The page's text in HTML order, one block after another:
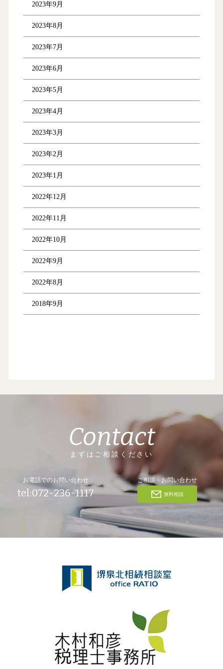
2023年9月
2023年8月
2023年7月
2023年6月
2023年5月
2023年4月
2023年3月
2023年2月
2023年1月
2022年12月
2022年11月
2022年10月
2022年9月
2022年8月
2018年9月
Contact
まずはご相談ください
お電話でのお問い合わせ
tel:072-236-1117
ご相談・お問い合わせ
無料相談